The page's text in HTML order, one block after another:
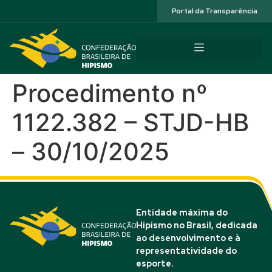
Portal da Transparência
Procedimento nº
1122.382 – STJD-HB
– 30/10/2025
Entidade máxima do
Hipismo no Brasil, dedicada
ao desenvolvimento e à
representatividade do
esporte.